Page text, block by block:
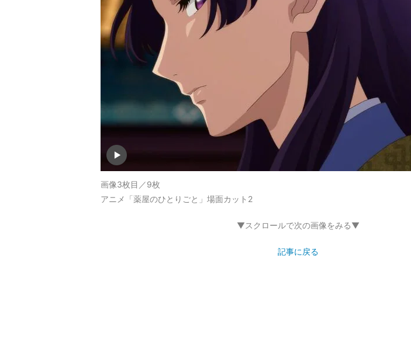
画像3枚目／9枚
アニメ「薬屋のひとりごと」場面カット2
▼スクロールで次の画像をみる▼
記事に戻る